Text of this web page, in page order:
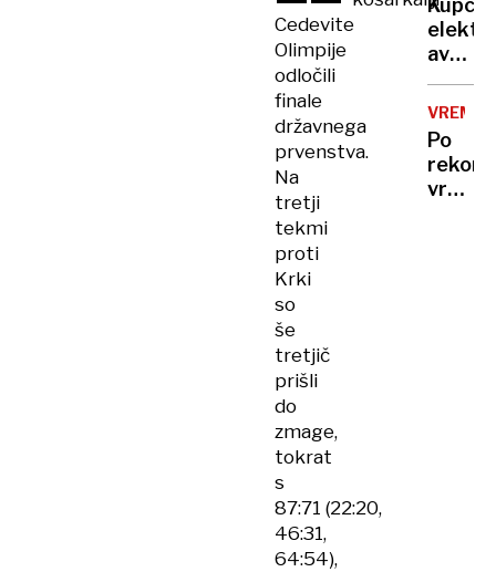
Cedevite
Olimpije
odločili
finale
državnega
prvenstva.
Na
tretji
tekmi
proti
Krki
so
še
tretjič
prišli
do
zmage,
tokrat
s
87:71 (22:20,
46:31,
64:54),
več
mrtvih
in
Kupci
avtov
v
na
trnih,
za
VREME
Po